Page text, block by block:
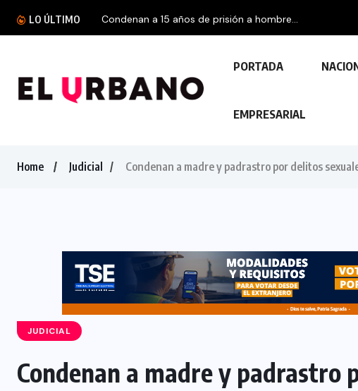
LO ÚLTIMO
PORTADA
EMPRESARIAL
Home Judicial Condenan a madre y padrastro por delitos
JUDICIAL
Condenan a madre y padrastro
NACIONAL